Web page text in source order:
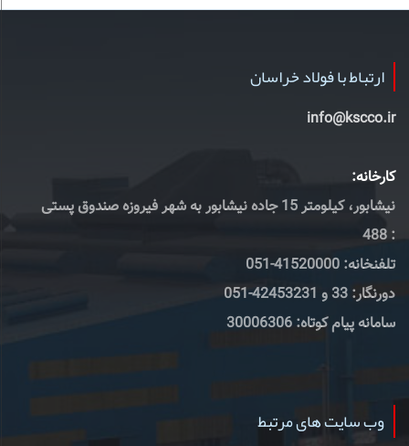
ارتباط با فولاد خراسان
info@kscco.ir
کارخانه:
نیشابور، کیلومتر 15 جاده نیشابور به شهر فیروزه صندوق پستی
: 488
تلفنخانه: 41520000-051
دورنگار: 33 و 42453231-051
سامانه پیام کوتاه: 30006306
وب سایت های مرتبط